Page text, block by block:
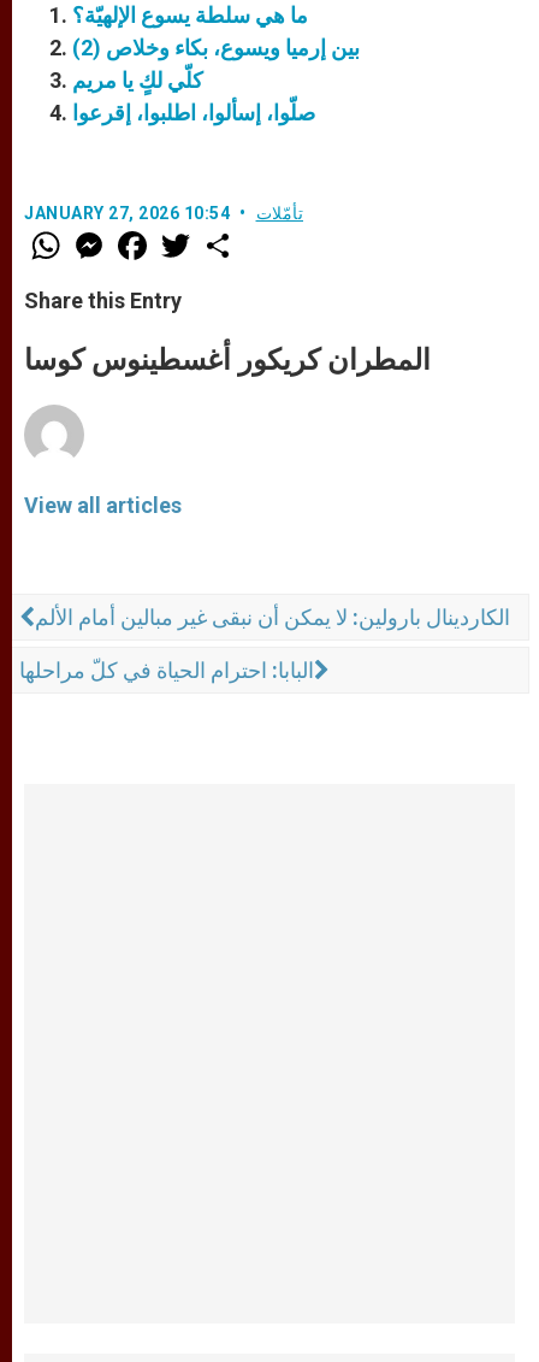
ما هي سلطة يسوع الإلهيّة؟
بين إرميا ويسوع، بكاء وخلاص (2)
كلّي لكٍ يا مريم
صلّوا، إسألوا، اطلبوا، إقرعوا
JANUARY 27, 2026 10:54 تأمّلات
W
h
t
s
p
p
M
e
s
e
e
F
a
e
b
o
k
w
Share this Entry
المطران كريكور أغسطينوس كوسا
View all articles
الكاردينال بارولين: لا يمكن أن نبقى غير مبالين أمام الألم
البابا: احترام الحياة في كلّ مراحلها